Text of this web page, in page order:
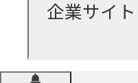
企業サイト